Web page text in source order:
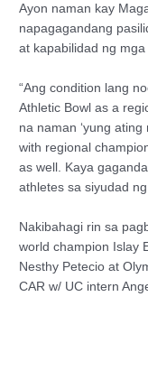
Ayon naman kay
napagagandang
at kapabilidad ng mga
“Ang condition lang
Athletic Bowl as a
na naman ‘yung
with regional
as well. Kaya
athletes sa siyudad
Nakibahagi rin sa
world champion Islay
Nesthy Petecio at
CAR w/ UC intern